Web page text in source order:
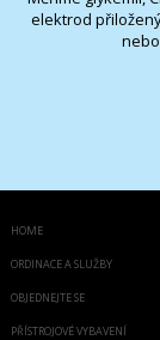
elektrod
HOME
ORDINACE A SLUŽBY
OBJEDNEJTE SE
PŘÍSTROJOVÉ VYBAVENÍ